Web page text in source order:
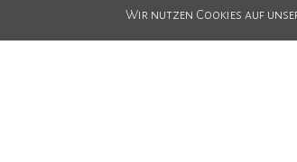
Wir nutzen Cookies auf